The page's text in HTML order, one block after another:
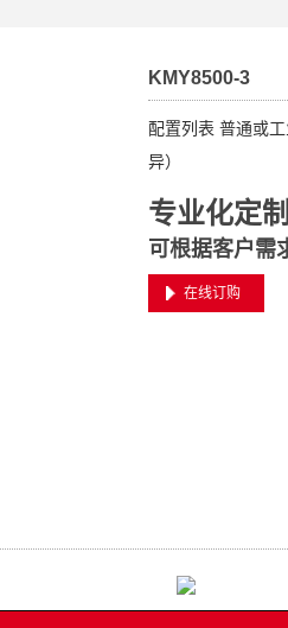
KMY8500-3
配置列表 普通或
异）
专业化定制
可根据客户需
在线订购